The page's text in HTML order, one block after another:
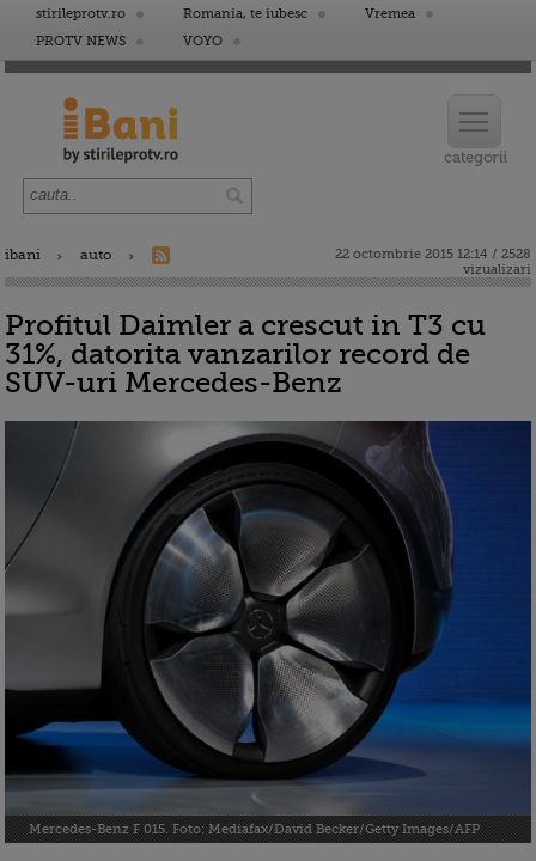
stirileprotv.ro Romania, te iubesc
Vremea
PROTV NEWS
VOYO
ibani auto
22 octombrie 2015 12:14 / 2528
vizualizari
Profitul Daimler a crescut in T3 cu
31%, datorita vanzarilor record de
SUV-uri Mercedes-Benz
Mercedes-Benz F 015. Foto: Mediafax/David Becker/Getty Images/AFP